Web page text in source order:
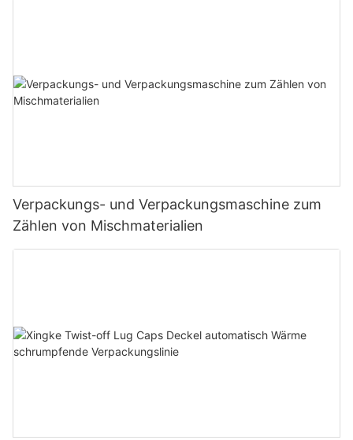
Verpackungs- und Verpackungsmaschine zum
Zählen von Mischmaterialien